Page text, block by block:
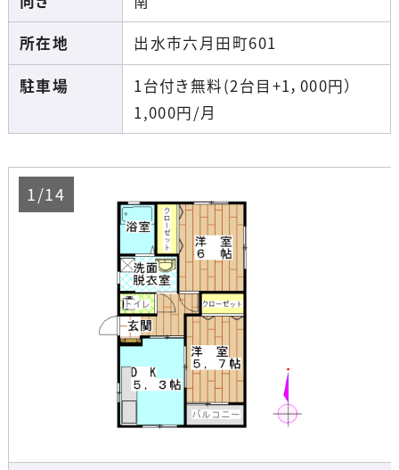
所在地
出水市六月田町601
駐車場
1台付き無料(2台目+1，000円）
1,000円/月
1/14